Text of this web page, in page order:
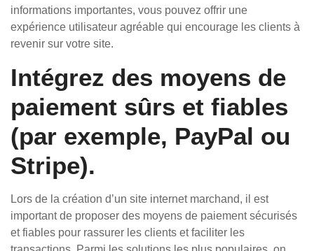
informations importantes, vous pouvez offrir une
expérience utilisateur agréable qui encourage les clients à
revenir sur votre site.
Intégrez des moyens de
paiement sûrs et fiables
(par exemple, PayPal ou
Stripe).
Lors de la création d’un site internet marchand, il est
important de proposer des moyens de paiement sécurisés
et fiables pour rassurer les clients et faciliter les